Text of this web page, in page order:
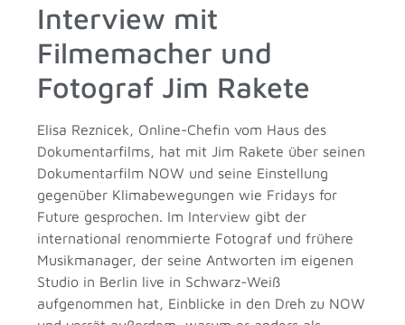
Interview mit
Filmemacher und
Fotograf Jim Rakete
Elisa Reznicek, Online-Chefin vom Haus des
Dokumentarfilms, hat mit Jim Rakete über seinen
Dokumentarfilm NOW und seine Einstellung
gegenüber Klimabewegungen wie Fridays for
Future gesprochen. Im Interview gibt der
international renommierte Fotograf und frühere
Musikmanager, der seine Antworten im eigenen
Studio in Berlin live in Schwarz-Weiß
aufgenommen hat, Einblicke in den Dreh zu NOW